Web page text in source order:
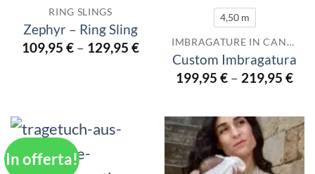
RING SLINGS
Zephyr – Ring Sling
109,95 € – 129,95 €
4,50 m
IMBRAGATURE IN CANAPA
Custom Imbragatura
199,95 € – 219,95 €
In offerta!